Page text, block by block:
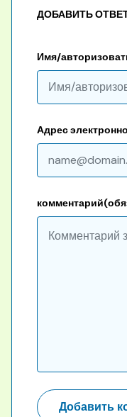
ДОБАВИТЬ
Имя/
Адрес